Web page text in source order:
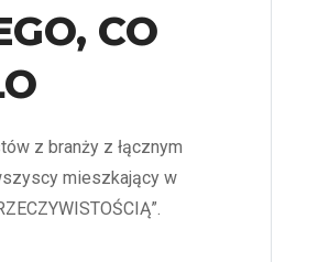
CO
z branży z łącznym
mieszkający w